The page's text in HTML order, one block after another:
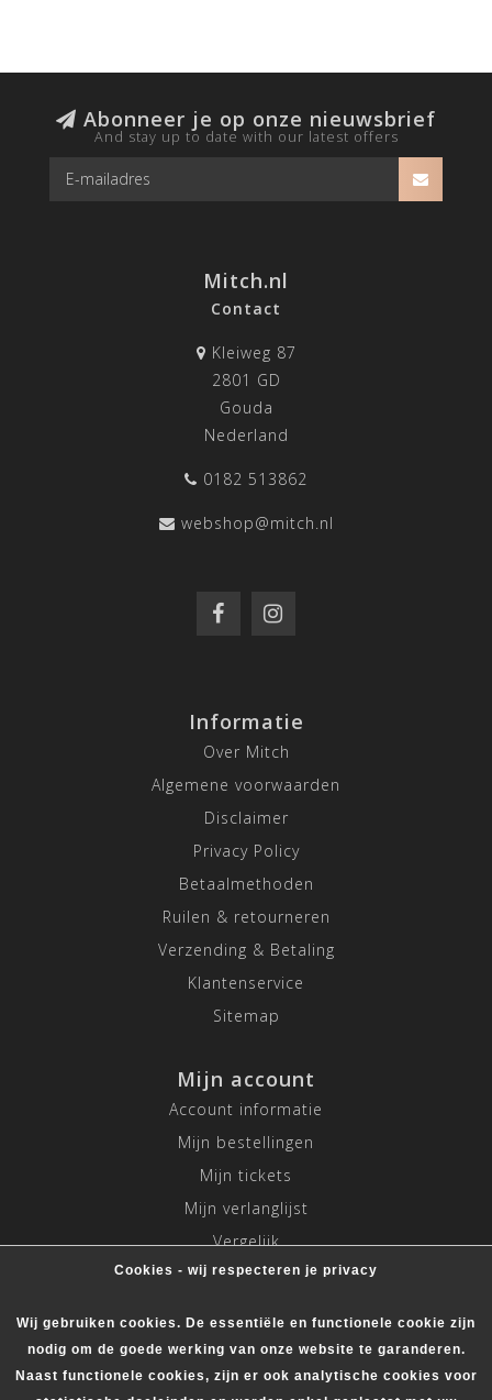
Cookies - wij respecteren je privacy
Wij gebruiken cookies. De essentiële en functionele cookie zijn
nodig om de goede werking van onze website te garanderen.
Naast functionele cookies, zijn er ook analytische cookies voor
Abonneer je op onze nieuwsbrief
And stay up to date with our latest offers
Mitch.nl
Contact
Kleiweg 87
2801 GD
Gouda
Nederland
0182 513862
webshop@mitch.nl
Informatie
Over Mitch
Algemene voorwaarden
Disclaimer
Privacy Policy
Betaalmethoden
Ruilen & retourneren
Verzending & Betaling
Klantenservice
Sitemap
Mijn account
Account informatie
Mijn bestellingen
Mijn tickets
Mijn verlanglijst
Vergelijk
Alle producten